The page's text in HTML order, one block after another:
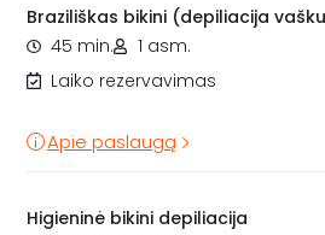
Braziliškas bikini (depiliacija
45 min.
1 asm.
Laiko rezervavimas
Apie paslaugą
Higieninė bikini depiliacija